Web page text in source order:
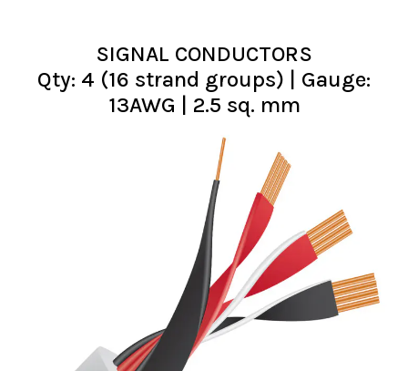
SIGNAL CONDUCTORS
Qty: 4 (16 strand groups) | Gauge:
13AWG | 2.5 sq. mm